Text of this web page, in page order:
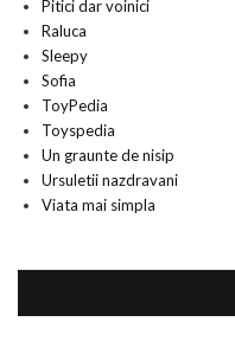
Pitici dar voinici
Raluca
Sleepy
Sofia
ToyPedia
Toyspedia
Un graunte de nisip
Ursuletii nazdravani
Viata mai simpla